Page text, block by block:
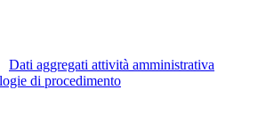
Dati aggregati attività amministrativa
di procedimento